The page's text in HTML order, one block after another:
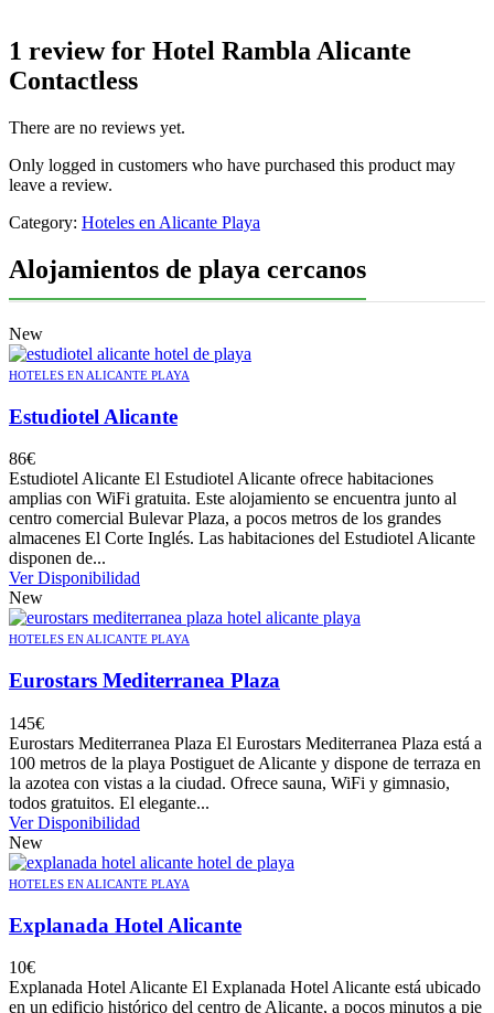
1 review for Hotel Rambla Alicante
Contactless
There are no reviews yet.
Only logged in customers who have purchased this product may
leave a review.
Category: Hoteles en Alicante Playa
Alojamientos de playa cercanos
New
HOTELES EN ALICANTE PLAYA
Estudiotel Alicante
86€
Estudiotel Alicante El Estudiotel Alicante ofrece habitaciones
amplias con WiFi gratuita. Este alojamiento se encuentra junto al
centro comercial Bulevar Plaza, a pocos metros de los grandes
almacenes El Corte Inglés. Las habitaciones del Estudiotel Alicante
disponen de...
Ver Disponibilidad
New
HOTELES EN ALICANTE PLAYA
Eurostars Mediterranea Plaza
145€
Eurostars Mediterranea Plaza El Eurostars Mediterranea Plaza está a
100 metros de la playa Postiguet de Alicante y dispone de terraza en
la azotea con vistas a la ciudad. Ofrece sauna, WiFi y gimnasio,
todos gratuitos. El elegante...
Ver Disponibilidad
New
HOTELES EN ALICANTE PLAYA
Explanada Hotel Alicante
10€
Explanada Hotel Alicante El Explanada Hotel Alicante está ubicado
en un edificio histórico del centro de Alicante, a pocos minutos a pie